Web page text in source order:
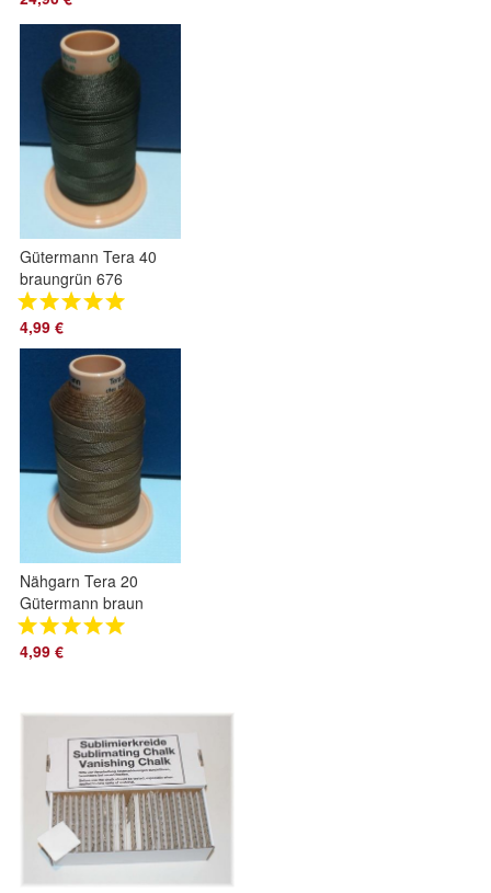
Gütermann Tera 40
braungrün 676
Nähgarn für Leder,
Hundehalsbänder,
Taschen
4,99 €
Nähgarn Tera 20
Gütermann braun
124
4,99 €